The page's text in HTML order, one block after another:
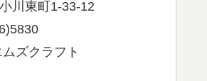
川東町1-33-12
ズクラフト